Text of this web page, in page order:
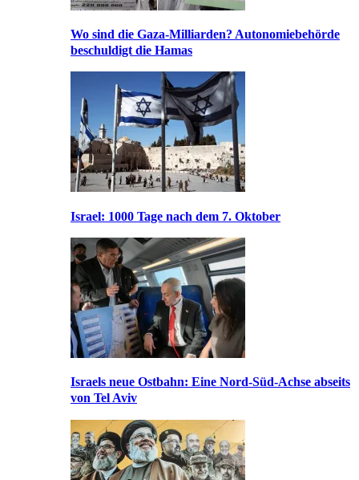
Wo sind die Gaza-Milliarden? Autonomiebehörde
beschuldigt die Hamas
Israel: 1000 Tage nach dem 7. Oktober
Israels neue Ostbahn: Eine Nord-Süd-Achse abseits
von Tel Aviv